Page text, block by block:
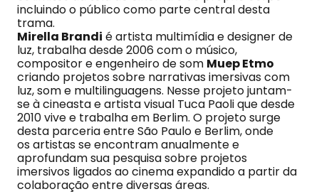
incluindo o público como parte central desta
trama.
Mirella Brandi é artista multimídia e designer de
luz, trabalha desde 2006 com o músico,
compositor e engenheiro de som Muep Etmo
criando projetos sobre narrativas imersivas com
luz, som e multilinguagens. Nesse projeto juntam-
se à cineasta e artista visual Tuca Paoli que desde
2010 vive e trabalha em Berlim. O projeto surge
desta parceria entre São Paulo e Berlim, onde
os artistas se encontram anualmente e
aprofundam sua pesquisa sobre projetos
imersivos ligados ao cinema expandido a partir da
colaboração entre diversas áreas.